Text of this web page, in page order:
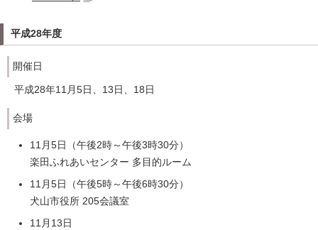
平成28年度
開催日
平成28年11月5日、13日、18日
会場
11月5日（午後2時～午後3時30分）
楽田ふれあいセンター 多目的ルーム
11月5日（午後5時～午後6時30分）
犬山市役所 205会議室
11月13日